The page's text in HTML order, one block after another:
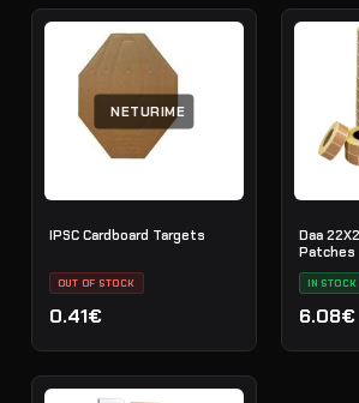
NETURIME
IPSC Cardboard Targets
OUT OF STOCK
0.41€
Daa
Patches
IN STOCK
6.08€